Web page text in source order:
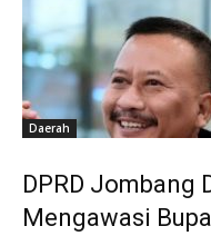
Daerah
DPRD Jombang
Mengawasi